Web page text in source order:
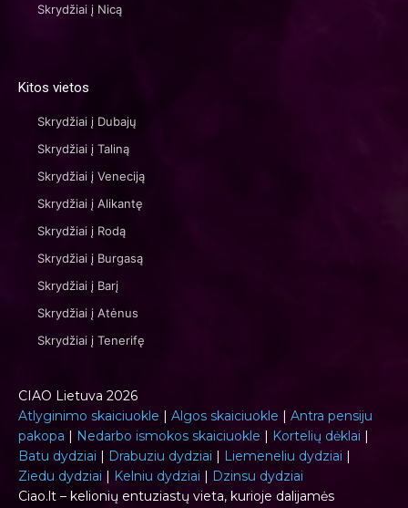
Skrydžiai į Nicą
Kitos vietos
Skrydžiai į Dubajų
Skrydžiai į Taliną
Skrydžiai į Veneciją
Skrydžiai į Alikantę
Skrydžiai į Rodą
Skrydžiai į Burgasą
Skrydžiai į Barį
Skrydžiai į Atėnus
Skrydžiai į Tenerifę
CIAO Lietuva 2026
Atlyginimo skaiciuokle | Algos skaiciuokle | Antra pensiju
pakopa | Nedarbo ismokos skaiciuokle | Kortelių dėklai |
Batu dydziai | Drabuziu dydziai | Liemeneliu dydziai |
Ziedu dydziai | Kelniu dydziai | Dzinsu dydziai
Ciao.lt – kelionių entuziastų vieta, kurioje dalijamės